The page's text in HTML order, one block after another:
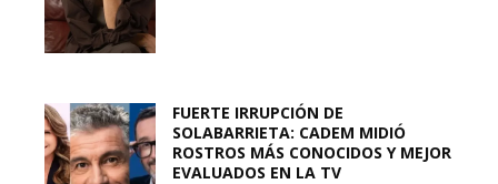
FUERTE IRRUPCIÓN DE
SOLABARRIETA: CADEM MIDIÓ
ROSTROS MÁS CONOCIDOS Y MEJOR
EVALUADOS EN LA TV